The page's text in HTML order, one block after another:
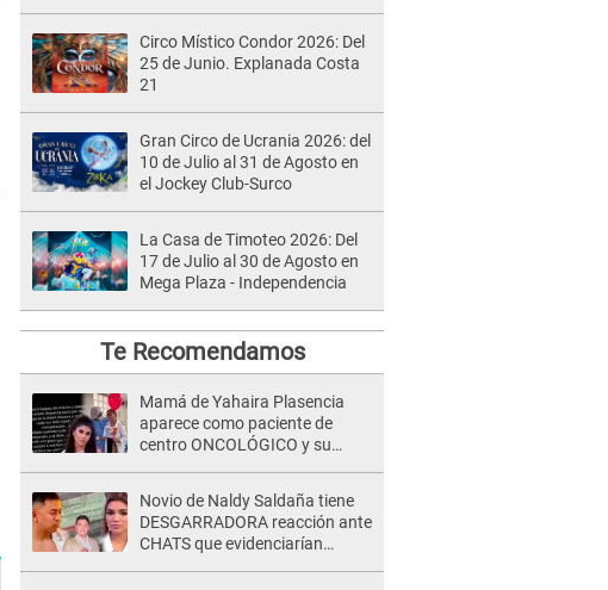
Circo Místico Condor 2026: Del
25 de Junio. Explanada Costa
21
Gran Circo de Ucrania 2026: del
10 de Julio al 31 de Agosto en
el Jockey Club-Surco
La Casa de Timoteo 2026: Del
17 de Julio al 30 de Agosto en
Mega Plaza - Independencia
Te Recomendamos
Mamá de Yahaira Plasencia
aparece como paciente de
centro ONCOLÓGICO y su
Novio de Naldy Saldaña tiene
DESGARRADORA reacción ante
CHATS que evidenciarían